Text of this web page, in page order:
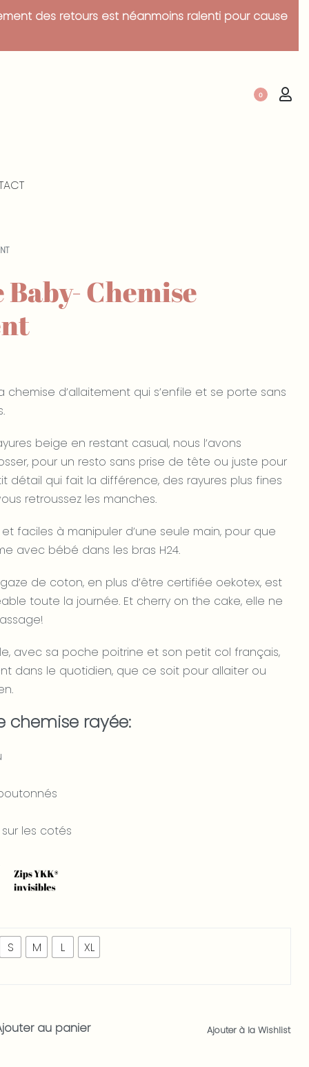
des retours est néanmoins ralenti pour cause
0
Chemise
chemise d’allaitement qui s’enfile et se porte sans
beige en restant casual, nous l’avons
pour un resto sans prise de tête ou juste pour
détail qui fait la différence, des rayures plus fines
retroussez les manches.
et faciles à manipuler d’une seule main, pour que
avec bébé dans les bras H24.
de coton, en plus d’être certifiée oekotex, est
toute la journée. Et cherry on the cake, elle ne
avec sa poche poitrine et son petit col français,
dans le quotidien, que ce soit pour allaiter ou
chemise rayée:
sur les cotés
S M L XL
au panier Ajouter à la Wishlist